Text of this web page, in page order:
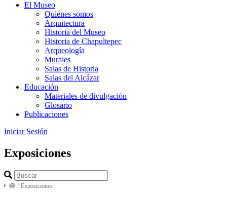
El Museo
Quiénes somos
Arquitectura
Historia del Museo
Historia de Chapultepec
Arqueología
Murales
Salas de Historia
Salas del Alcázar
Educación
Materiales de divulgación
Glosario
Publicaciones
Iniciar Sesión
Exposiciones
/ Exposiciones